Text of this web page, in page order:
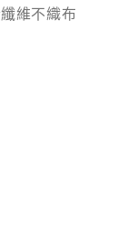
維不織布